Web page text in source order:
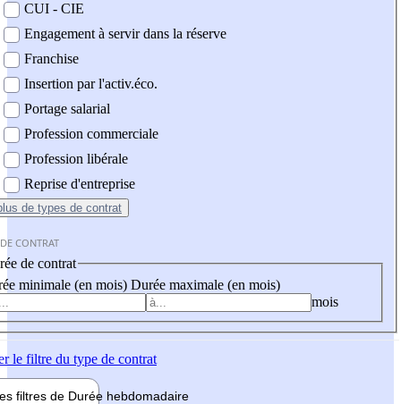
CUI - CIE
Engagement à servir dans la réserve
Franchise
Insertion par l'activ.éco.
Portage salarial
Profession commerciale
Profession libérale
Reprise d'entreprise
de types de contrat
CONTRAT
de contrat
minimale (en mois) Durée maximale (en mois)
mois
le filtre du type de contrat
filtres de Durée hebdomadaire